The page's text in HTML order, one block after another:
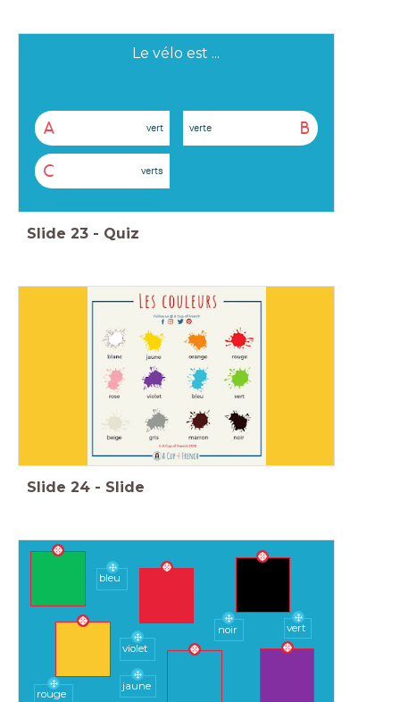
Le vélo est ...
A vert B
verte
C verts
Slide 23 - Quiz
Slide 24 - Slide
bleu
rouge
violet
jaune
vert
noir